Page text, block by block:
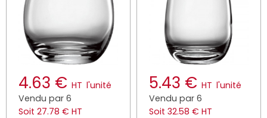
4.63 € HT l'unité
Vendu par 6
Soit 27.78 € HT
5.43 € HT l'unité
Vendu par 6
Soit 32.58 € HT